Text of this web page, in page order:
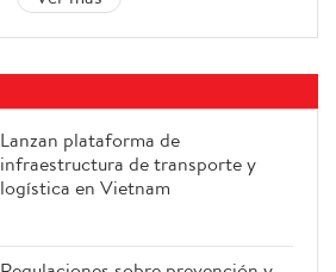
Lanzan plataforma de
infraestructura de transporte y
logística en Vietnam